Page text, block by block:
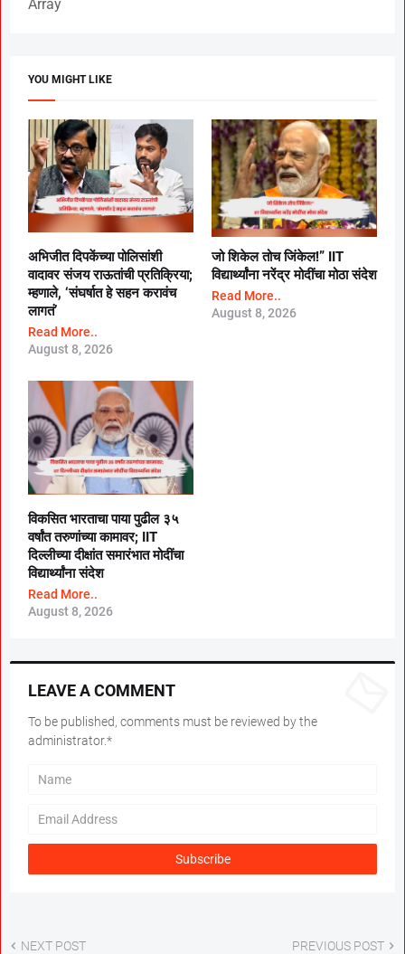
Array
YOU MIGHT LIKE
अभिजीत दिपकेंच्या पोलिसांशी
वादावर संजय राऊतांची प्रतिक्रिया;
म्हणाले, ‘संघर्षात हे सहन करावंच
लागतं’
Read More..
August 8, 2026
जो शिकेल तोच जिंकेल!” IIT
विद्यार्थ्यांना नरेंद्र मोदींचा मोठा संदेश
Read More..
August 8, 2026
विकसित भारताचा पाया पुढील ३५
वर्षांत तरुणांच्या कामावर; IIT
दिल्लीच्या दीक्षांत समारंभात मोदींचा
विद्यार्थ्यांना संदेश
Read More..
August 8, 2026
LEAVE A COMMENT
To be published, comments must be reviewed by the
administrator.*
NEXT POST PREVIOUS POST